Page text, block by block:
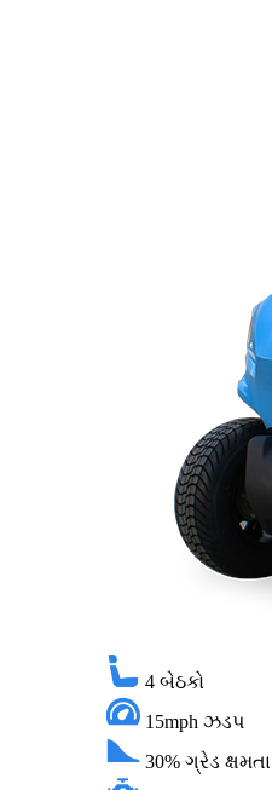
4 બેઠકો
15mph ઝડપ
30% ગ્રેડ ક્ષમતા